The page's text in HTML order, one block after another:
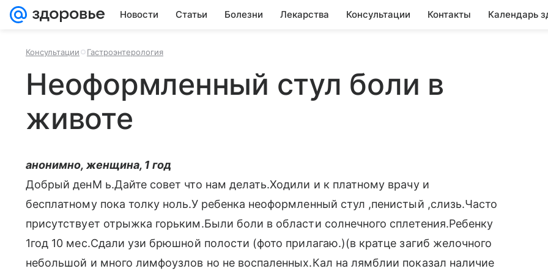
Новости Статьи Болезни Лекарства Консультации Контакты Календарь
Консультации Гастроэнтерология
Неоформленный стул боли в
животе
анонимно, женщина, 1 год
Добрый денМ ь.Дайте совет что нам делать.Ходили и к платному врачу и
бесплатному пока толку ноль.У ребенка неоформленный стул ,пенистый ,слизь.Часто
присутствует отрыжка горьким.Были боли в области солнечного сплетения.Ребенку
1год 10 мес.Сдали узи брюшной полости (фото прилагаю.)(в кратце загиб желочного
небольшой и много лимфоузлов но не воспаленных.Кал на лямблии показал наличие